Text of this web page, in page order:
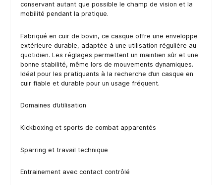
conservant autant que possible le champ de vision et la
mobilité pendant la pratique.
Fabriqué en cuir de bovin, ce casque offre une enveloppe
extérieure durable, adaptée à une utilisation régulière au
quotidien. Les réglages permettent un maintien sûr et une
bonne stabilité, même lors de mouvements dynamiques.
Idéal pour les pratiquants à la recherche d’un casque en
cuir fiable et durable pour un usage fréquent.
Domaines d’utilisation
Kickboxing et sports de combat apparentés
Sparring et travail technique
Entrainement avec contact contrôlé